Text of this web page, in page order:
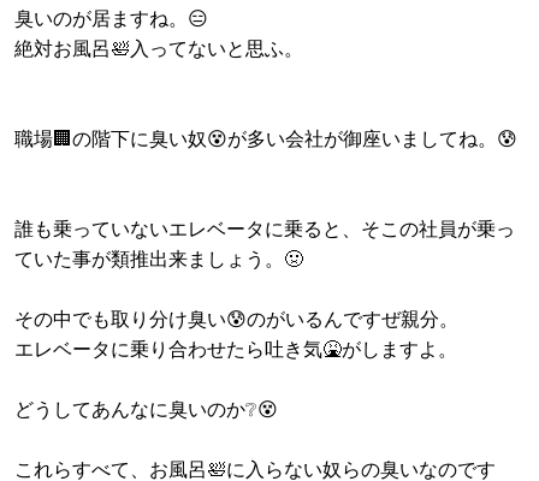
臭いのが居ますね。😑
絶対お風呂🛀入ってないと思ふ。
職場🏢の階下に臭い奴😵が多い会社が御座いましてね。😰
誰も乗っていないエレベータに乗ると、そこの社員が乗っ
ていた事が類推出来ましょう。🤢
その中でも取り分け臭い😰のがいるんですぜ親分。
エレベータに乗り合わせたら吐き気🤮がしますよ。
どうしてあんなに臭いのか❔😵
これらすべて、お風呂🛀に入らない奴らの臭いなのです